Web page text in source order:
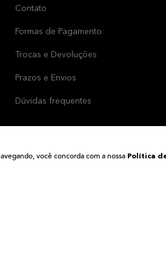
Contato
Formas de Pagamento
Trocas e Devoluções
Prazos e Envios
Dúvidas frequentes
você concorda com a nossa Política